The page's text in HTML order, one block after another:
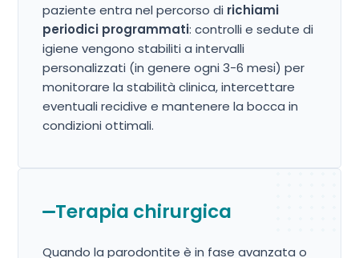
paziente entra nel percorso di richiami
periodici programmati: controlli e sedute di
igiene vengono stabiliti a intervalli
personalizzati (in genere ogni 3-6 mesi) per
monitorare la stabilità clinica, intercettare
eventuali recidive e mantenere la bocca in
condizioni ottimali.
Terapia chirurgica
Quando la parodontite è in fase avanzata o